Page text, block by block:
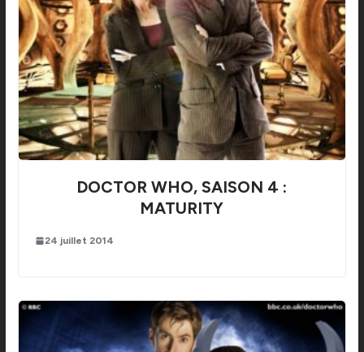
DOCTOR WHO, SAISON 4 :
MATURITY
24 juillet 2014